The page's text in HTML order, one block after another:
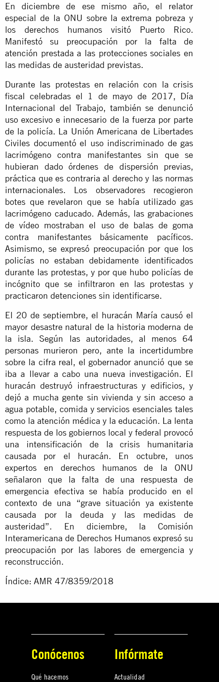
En diciembre de ese mismo año, el relator
especial de la ONU sobre la extrema pobreza y
los derechos humanos visitó Puerto Rico.
Manifestó su preocupación por la falta de
atención prestada a las protecciones sociales en
las medidas de austeridad previstas.
Durante las protestas en relación con la crisis
fiscal celebradas el 1 de mayo de 2017, Día
Internacional del Trabajo, también se denunció
uso excesivo e innecesario de la fuerza por parte
de la policía. La Unión Americana de Libertades
Civiles documentó el uso indiscriminado de gas
lacrimógeno contra manifestantes sin que se
hubieran dado órdenes de dispersión previas,
práctica que es contraria al derecho y las normas
internacionales. Los observadores recogieron
botes que revelaron que se había utilizado gas
lacrimógeno caducado. Además, las grabaciones
de vídeo mostraban el uso de balas de goma
contra manifestantes básicamente pacíficos.
Asimismo, se expresó preocupación por que los
policías no estaban debidamente identificados
durante las protestas, y por que hubo policías de
incógnito que se infiltraron en las protestas y
practicaron detenciones sin identificarse.
El 20 de septiembre, el huracán María causó el
mayor desastre natural de la historia moderna de
la isla. Según las autoridades, al menos 64
personas murieron pero, ante la incertidumbre
sobre la cifra real, el gobernador anunció que se
iba a llevar a cabo una nueva investigación. El
huracán destruyó infraestructuras y edificios, y
dejó a mucha gente sin vivienda y sin acceso a
agua potable, comida y servicios esenciales tales
como la atención médica y la educación. La lenta
respuesta de los gobiernos local y federal provocó
una intensificación de la crisis humanitaria
causada por el huracán. En octubre, unos
expertos en derechos humanos de la ONU
señalaron que la falta de una respuesta de
emergencia efectiva se había producido en el
contexto de una “grave situación ya existente
causada por la deuda y las medidas de
austeridad”. En diciembre, la Comisión
Interamericana de Derechos Humanos expresó su
preocupación por las labores de emergencia y
reconstrucción.
Índice: AMR 47/8359/2018
Conócenos
Qué hacemos
Infórmate
Actualidad